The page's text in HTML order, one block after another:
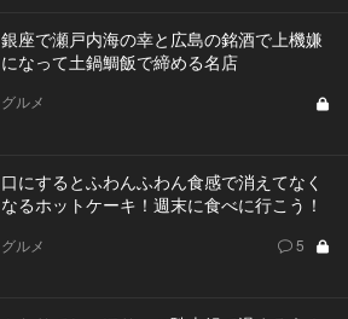
銀座で瀬戸内海の幸と広島の銘酒で上機嫌
になって土鍋鯛飯で締める名店
グルメ
口にするとふわんふわん食感で消えてなく
なるホットケーキ！週末に食べに行こう！
グルメ 5